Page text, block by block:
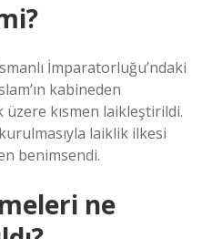
İmparatorluğu’ndaki
kabineden
üzere kısmen laikleştirildi.
laiklik ilkesi
benimsendi.
ne